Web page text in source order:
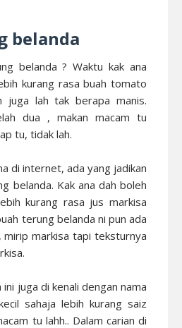
belanda
belanda ? Waktu kak ana
kurang rasa buah tomato
juga lah tak berapa manis.
dua , makan macam tu
tu, tidak lah.
di internet, ada yang jadikan
belanda. Kak ana dah boleh
kurang rasa jus markisa
terung belanda ni pun ada
mirip markisa tapi teksturnya
juga di kenali dengan nama
sahaja lebih kurang saiz
tu lahh.. Dalam carian di